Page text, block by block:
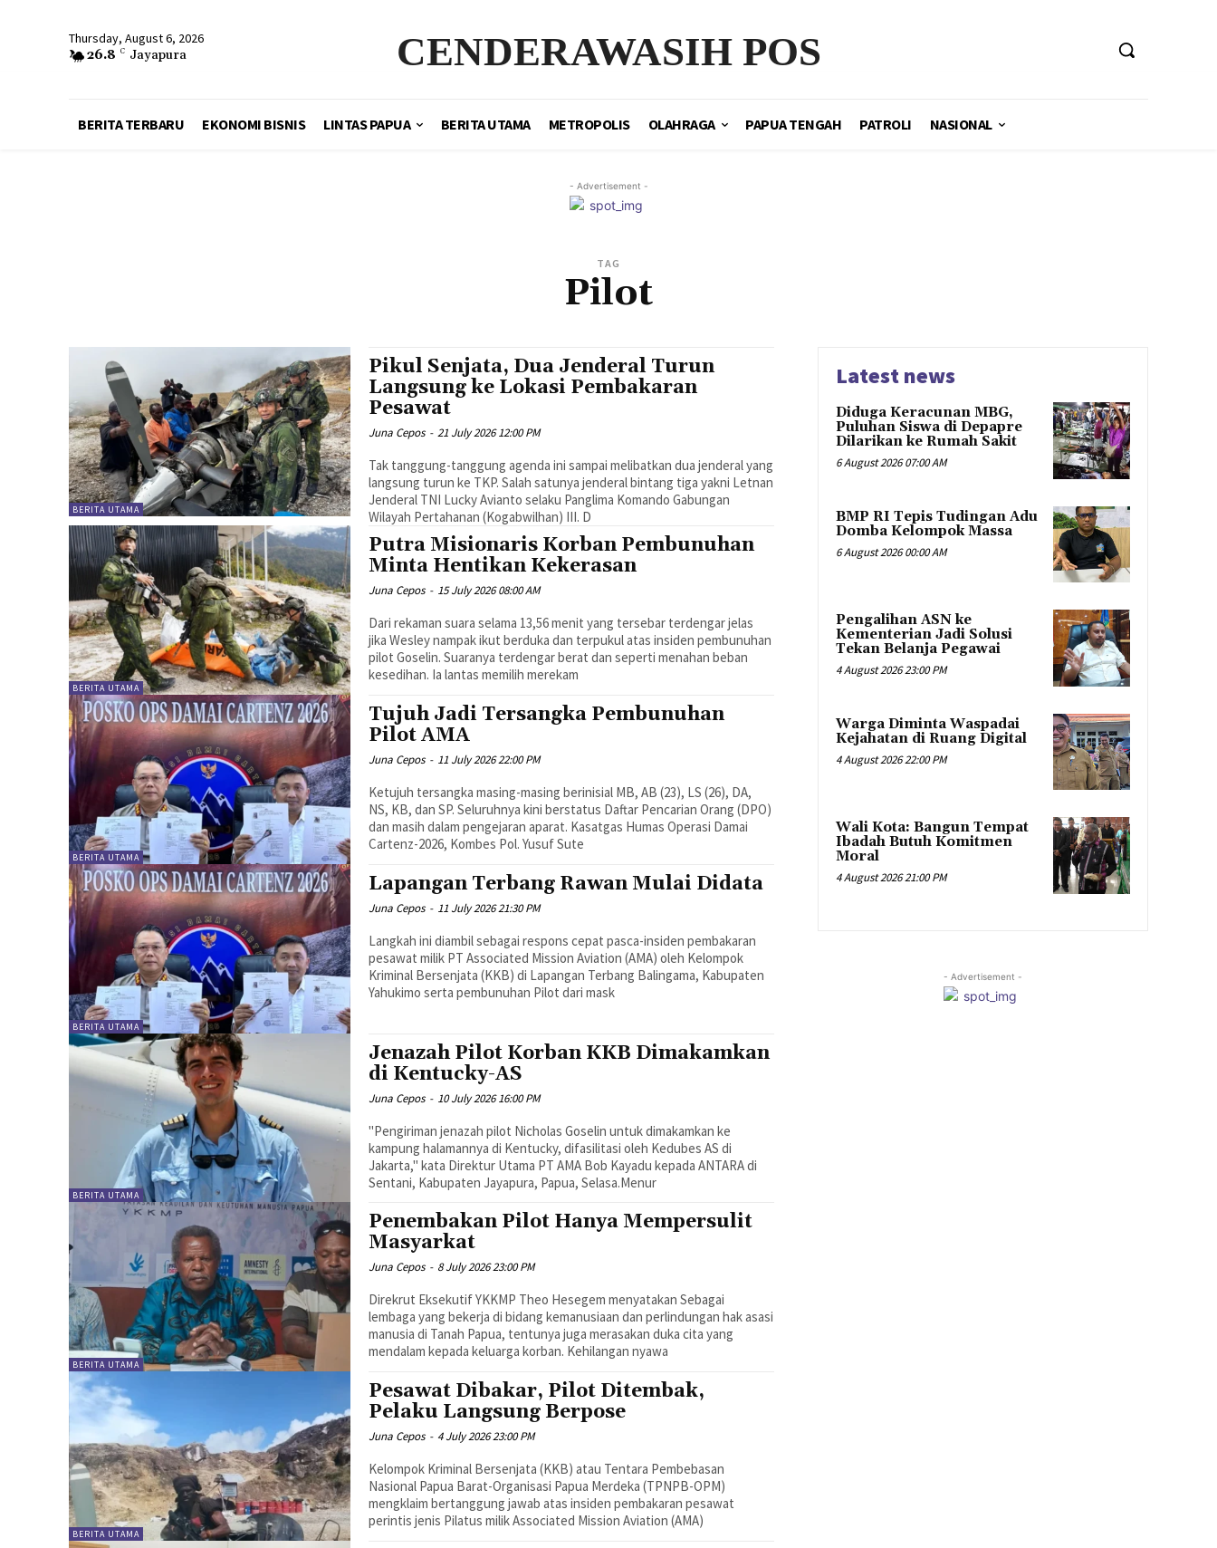
Thursday, August 6, 2026
26.8 C Jayapura CENDERAWASIH POS
BERITA TERBARU EKONOMI BISNIS LINTAS PAPUA BERITA UTAMA METROPOLIS OLAHRAGA PAPUA TENGAH PATROLI NASIONAL
- Advertisement -
TAG
Pilot
BERITA UTAMA
Pikul Senjata, Dua Jenderal Turun
Langsung ke Lokasi Pembakaran
Pesawat
Juna Cepos - 21 July 2026 12:00 PM
Tak tanggung-tanggung agenda ini sampai melibatkan dua jenderal yang
langsung turun ke TKP. Salah satunya jenderal bintang tiga yakni Letnan
Jenderal TNI Lucky Avianto selaku Panglima Komando Gabungan
Wilayah Pertahanan (Kogabwilhan) III. D
BERITA UTAMA
Putra Misionaris Korban Pembunuhan
Minta Hentikan Kekerasan
Juna Cepos - 15 July 2026 08:00 AM
Dari rekaman suara selama 13,56 menit yang tersebar terdengar jelas
jika Wesley nampak ikut berduka dan terpukul atas insiden pembunuhan
pilot Goselin. Suaranya terdengar berat dan seperti menahan beban
kesedihan. Ia lantas memilih merekam
BERITA UTAMA
Tujuh Jadi Tersangka Pembunuhan
Pilot AMA
Juna Cepos - 11 July 2026 22:00 PM
Ketujuh tersangka masing-masing berinisial MB, AB (23), LS (26), DA,
NS, KB, dan SP. Seluruhnya kini berstatus Daftar Pencarian Orang (DPO)
dan masih dalam pengejaran aparat. Kasatgas Humas Operasi Damai
Cartenz-2026, Kombes Pol. Yusuf Sute
BERITA UTAMA
Lapangan Terbang Rawan Mulai Didata
Juna Cepos - 11 July 2026 21:30 PM
Langkah ini diambil sebagai respons cepat pasca-insiden pembakaran
pesawat milik PT Associated Mission Aviation (AMA) oleh Kelompok
Kriminal Bersenjata (KKB) di Lapangan Terbang Balingama, Kabupaten
Yahukimo serta pembunuhan Pilot dari mask
BERITA UTAMA
Jenazah Pilot Korban KKB Dimakamkan
di Kentucky-AS
Juna Cepos - 10 July 2026 16:00 PM
"Pengiriman jenazah pilot Nicholas Goselin untuk dimakamkan ke
kampung halamannya di Kentucky, difasilitasi oleh Kedubes AS di
Jakarta," kata Direktur Utama PT AMA Bob Kayadu kepada ANTARA di
Sentani, Kabupaten Jayapura, Papua, Selasa.Menur
BERITA UTAMA
Penembakan Pilot Hanya Mempersulit
Masyarkat
Juna Cepos - 8 July 2026 23:00 PM
Direkrut Eksekutif YKKMP Theo Hesegem menyatakan Sebagai
lembaga yang bekerja di bidang kemanusiaan dan perlindungan hak asasi
manusia di Tanah Papua, tentunya juga merasakan duka cita yang
mendalam kepada keluarga korban. Kehilangan nyawa
BERITA UTAMA
Pesawat Dibakar, Pilot Ditembak,
Pelaku Langsung Berpose
Juna Cepos - 4 July 2026 23:00 PM
Kelompok Kriminal Bersenjata (KKB) atau Tentara Pembebasan
Nasional Papua Barat-Organisasi Papua Merdeka (TPNPB-OPM)
mengklaim bertanggung jawab atas insiden pembakaran pesawat
perintis jenis Pilatus milik Associated Mission Aviation (AMA)
Latest news
Diduga Keracunan MBG,
Puluhan Siswa di Depapre
Dilarikan ke Rumah Sakit
6 August 2026 07:00 AM
​BMP RI Tepis Tudingan Adu
Domba Kelompok Massa
6 August 2026 00:00 AM
Pengalihan ASN ke
Kementerian Jadi Solusi
Tekan Belanja Pegawai
4 August 2026 23:00 PM
Warga Diminta Waspadai
Kejahatan di Ruang Digital
4 August 2026 22:00 PM
Wali Kota: Bangun Tempat
Ibadah Butuh Komitmen
Moral
4 August 2026 21:00 PM
- Advertisement -